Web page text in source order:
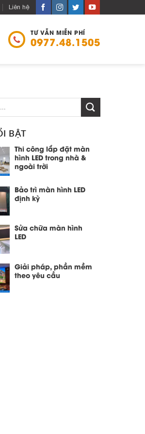
Liên hệ
TƯ VẪN MIỄN PHÍ
0977.48.1505
BẬT
Thi công lắp đặt màn
hình LED trong nhà &
ngoài trời
Bảo trì màn hình LED
định kỳ
Sửa chữa màn hình
LED
Giải pháp, phần mềm
theo yêu cầu